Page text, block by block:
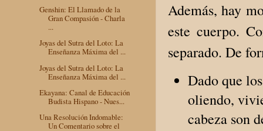
Además, hay
este cuerpo.
separado. De
Dado que
oliendo,
cabeza son
Genshin: El Llamado de la
Gran Compasión - Charla
...
Joyas del Sutra del Loto: La
Enseñanza Máxima del ...
Joyas del Sutra del Loto: La
Enseñanza Máxima del ...
Ekayana: Canal de Educación
Budista Hispano - Nues...
Una Resolución Indomable:
Un Comentario sobre el